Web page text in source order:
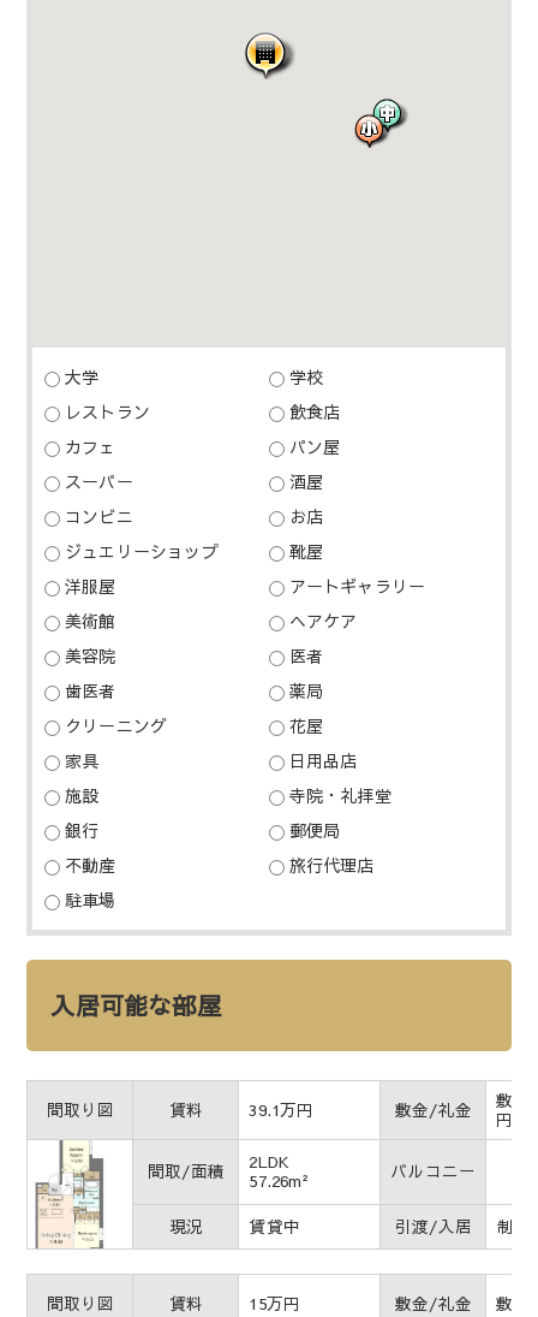
大学
学校
レストラン
飲食店
カフェ
パン屋
スーパー
酒屋
コンビニ
お店
ジュエリーショップ
靴屋
洋服屋
アートギャラリー
美術館
ヘアケア
美容院
医者
歯医者
薬局
クリーニング
花屋
家具
日用品店
施設
寺院・礼拝堂
銀行
郵便局
不動産
旅行代理店
駐車場
入居可能な部屋
間取り図 賃料 39.1万円 敷金/礼金
敷金
円
間取/面積
2LDK
57.26m²
バルコニー
現況 賃貸中 引渡/入居 制約
間取り図 賃料 15万円 敷金/礼金 敷金